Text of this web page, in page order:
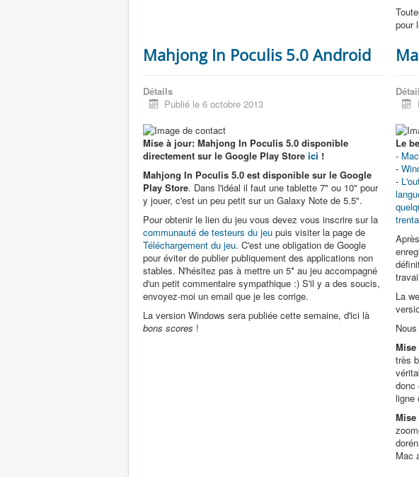
pour
Mahjong In Poculis 5.0 Android
Détails
Publié le 6 octobre 2013
Mise à jour: Mahjong In Poculis 5.0 disponible
directement sur le Google Play Store ici !
Mahjong In Poculis 5.0 est disponible sur le Google
Play Store. Dans l'idéal il faut une tablette 7" ou 10" pour
y jouer, c'est un peu petit sur un Galaxy Note de 5.5".
Pour obtenir le lien du jeu vous devez vous inscrire sur la
communauté de testeurs du jeu puis visiter la page de
Téléchargement du jeu. C'est une obligation de Google
pour éviter de publier publiquement des applications non
stables. N'hésitez pas à mettre un 5* au jeu accompagné
d'un petit commentaire sympathique :) S'il y a des soucis,
envoyez-moi un email que je les corrige.
La version Windows sera publiée cette semaine, d'ici là
bons scores !
Le
-
-
-
La
très
donc
ligne
Mac